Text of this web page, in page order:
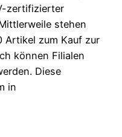
zertifizierter
stehen
Artikel zum Kauf zur
können Filialen
Diese
in